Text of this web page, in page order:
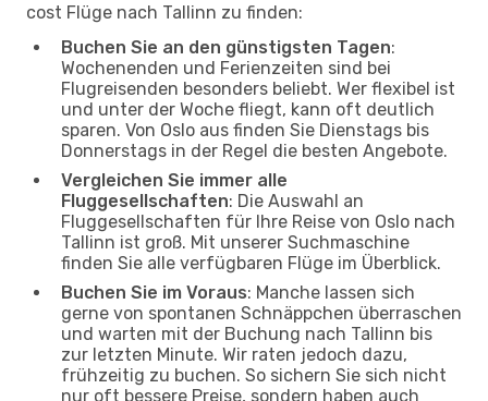
cost Flüge nach Tallinn zu finden:
Buchen Sie an den günstigsten Tagen:
Wochenenden und Ferienzeiten sind bei
Flugreisenden besonders beliebt. Wer flexibel ist
und unter der Woche fliegt, kann oft deutlich
sparen. Von Oslo aus finden Sie Dienstags bis
Donnerstags in der Regel die besten Angebote.
Vergleichen Sie immer alle
Fluggesellschaften: Die Auswahl an
Fluggesellschaften für Ihre Reise von Oslo nach
Tallinn ist groß. Mit unserer Suchmaschine
finden Sie alle verfügbaren Flüge im Überblick.
Buchen Sie im Voraus: Manche lassen sich
gerne von spontanen Schnäppchen überraschen
und warten mit der Buchung nach Tallinn bis
zur letzten Minute. Wir raten jedoch dazu,
frühzeitig zu buchen. So sichern Sie sich nicht
nur oft bessere Preise, sondern haben auch